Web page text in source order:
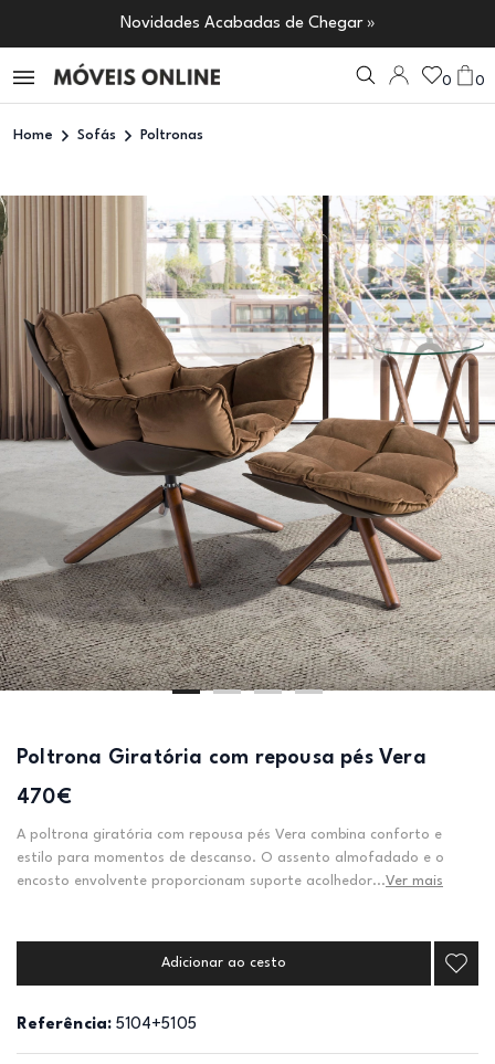
Novidades Acabadas de Chegar »
0 0
Home Sofás Poltronas
Poltrona Giratória com repousa pés Vera
470€
A poltrona giratória com repousa pés Vera combina conforto e
estilo para momentos de descanso. O assento almofadado e o
encosto envolvente proporcionam suporte acolhedor...Ver mais
Adicionar ao cesto
Referência: 5104+5105